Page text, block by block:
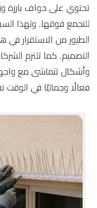
تحتوي على حواف بارزة
للتجمع فوقها. ولهذا
الطيور من الاستقرار في
التصميم. كما تلتزم
وأشكال تتماشى مع
فعالًا وجماليًا في الوقت